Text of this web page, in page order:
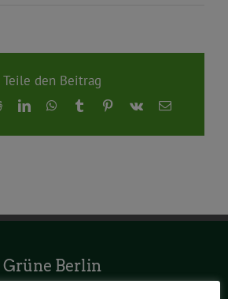
Teile den Beitrag
RedditLinkedInWhatsApp
TumblrPinterest
Vk
E-
Grüne Berlin